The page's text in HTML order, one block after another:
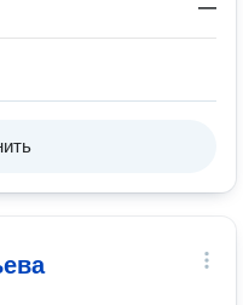
—